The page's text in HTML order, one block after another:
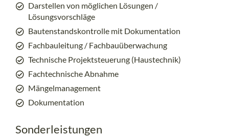
Darstellen von möglichen Lösungen /
Lösungsvorschläge
Bautenstandskontrolle mit Dokumentation
Fachbauleitung / Fachbauüberwachung
Technische Projektsteuerung (Haustechnik)
Fachtechnische Abnahme
Mängelmanagement
Dokumentation
Sonderleistungen